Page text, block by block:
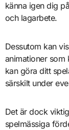
känna igen dig
och lagarbete.
Dessutom kan
animationer som
kan göra ditt
särskilt under
Det är dock
spelmässiga